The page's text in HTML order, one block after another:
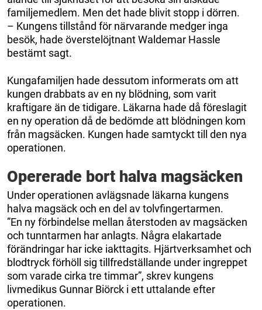
familjemedlem. Men det hade blivit stopp i dörren.
– Kungens tillstånd för närvarande medger inga
besök, hade överstelöjtnant Waldemar Hassle
bestämt sagt.
Kungafamiljen hade dessutom informerats om att
kungen drabbats av en ny blödning, som varit
kraftigare än de tidigare. Läkarna hade då föreslagit
en ny operation då de bedömde att blödningen kom
från magsäcken. Kungen hade samtyckt till den nya
operationen.
Opererade bort halva magsäcken
Under operationen avlägsnade läkarna kungens
halva magsäck och en del av tolvfingertarmen.
”En ny förbindelse mellan återstoden av magsäcken
och tunntarmen har anlagts. Några elakartade
förändringar har icke iakttagits. Hjärtverksamhet och
blodtryck förhöll sig tillfredställande under ingreppet
som varade cirka tre timmar”, skrev kungens
livmedikus Gunnar Biörck i ett uttalande efter
operationen.